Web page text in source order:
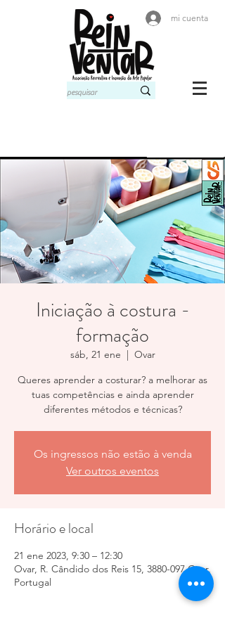
mi cuenta
Iniciação à costura -
formação
sáb, 21 ene
  |
Ovar
Queres aprender a costurar? a melhorar as
tuas competências e ainda aprender
diferentes métodos e técnicas?
Os ingressos não estão à venda
Ver outros eventos
Horário e local
21 ene 2023, 9:30 – 12:30
Ovar, R. Cândido dos Reis 15, 3880-097 Ovar,
Portugal